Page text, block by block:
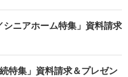
ニアホーム特集」資料請求
特集」資料請求＆プレゼン